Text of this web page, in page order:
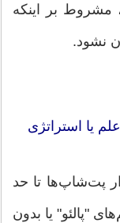
مشروط بر اینکه
نشود.
یا استراتژی
پت‌شاپ‌ها تا حد
"پالئو" یا بدون